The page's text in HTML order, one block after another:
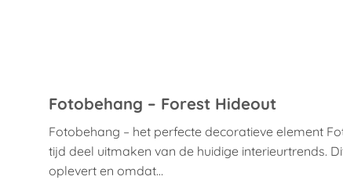
Fotobehang – Forest Hideout
Fotobehang – het perfecte decoratieve element
tijd deel uitmaken van de huidige interieurtrends.
oplevert en omdat…